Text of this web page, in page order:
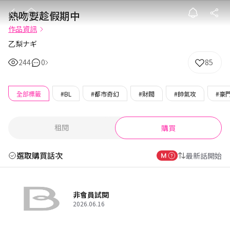
熱吻要趁假期中
熱吻要趁假期中
作品資訊
乙梨ナギ
244
0 85
全部標籤 #BL #都市奇幻 #財閥 #帥氣攻 #豪
租閱 購買
選取購買話次 最新話開始
非會員試閱
2026.06.16